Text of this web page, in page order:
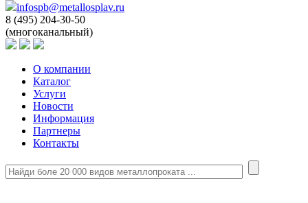
infospb@metallosplav.ru
8 (495) 204-30-50
(многоканальный)
О компании
Каталог
Услуги
Новости
Информация
Партнеры
Контакты